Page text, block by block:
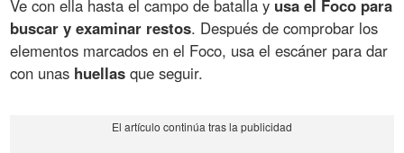
Ve con ella hasta el campo de batalla y usa el Foco para
buscar y examinar restos. Después de comprobar los
elementos marcados en el Foco, usa el escáner para dar
con unas huellas que seguir.